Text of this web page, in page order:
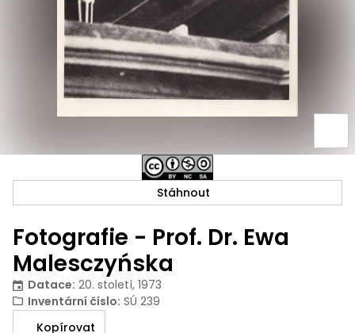
Fotografie - Prof. Dr. Ewa
Malesczyńska
Datace: 20. století, 1973
Inventární číslo: SÚ 239
Kopírovat
Stáhnout